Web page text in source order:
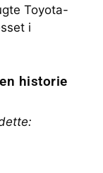
Toyota-
i
historie